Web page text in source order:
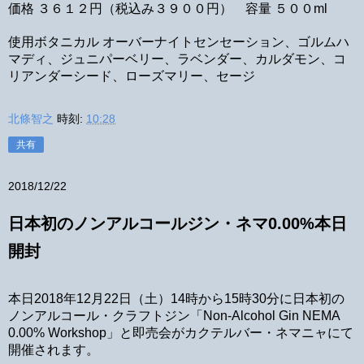
価格 ３６１２円（税込み３９００円） 容量 ５００ml
使用ボタニカル オーバーナイトセンセーション、ゴルムハ
マディ、ジュニパーベリー、ラベンダー、カルダモン、コ
リアンダーシード、ローズマリー、セージ
北條智之 時刻: 10:28
共有
2018/12/22
日本初のノンアルコールジン・ネマ0.00%本日
開封
本日2018年12月22日（土）14時から15時30分に日本初の
ノンアルコール・クラフトジン「Non-Alcohol Gin NEMA
0.00% Workshop」と即売会がカクテルバー・ネマニャにて
開催されます。